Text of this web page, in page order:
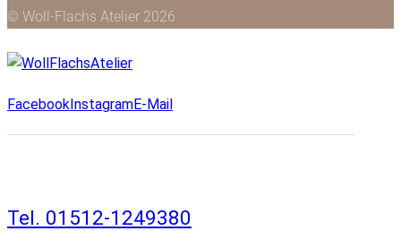
© Woll-Flachs Atelier 2026
FacebookInstagramE-Mail
Tel. 01512-1249380